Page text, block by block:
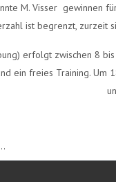
M. Visser gewinnen
ist begrenzt, zurzeit
erfolgt zwischen 8
ein freies Training. Um